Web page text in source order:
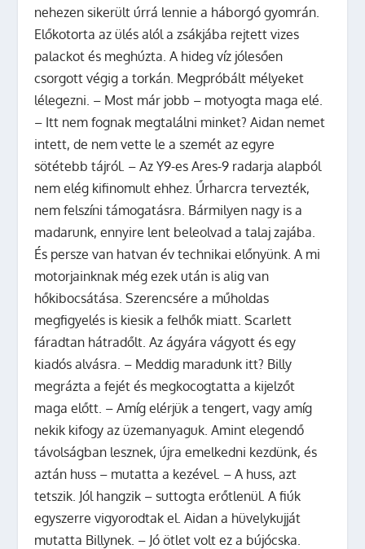
nehezen sikerült úrrá lennie a háborgó gyomrán.
Előkotorta az ülés alól a zsákjába rejtett vizes
palackot és meghúzta. A hideg víz jólesően
csorgott végig a torkán. Megpróbált mélyeket
lélegezni. – Most már jobb – motyogta maga elé.
– Itt nem fognak megtalálni minket? Aidan nemet
intett, de nem vette le a szemét az egyre
sötétebb tájról. – Az Y9-es Ares-9 radarja alapból
nem elég kifinomult ehhez. Űrharcra tervezték,
nem felszíni támogatásra. Bármilyen nagy is a
madarunk, ennyire lent beleolvad a talaj zajába.
És persze van hatvan év technikai előnyünk. A mi
motorjainknak még ezek után is alig van
hőkibocsátása. Szerencsére a műholdas
megfigyelés is kiesik a felhők miatt. Scarlett
fáradtan hátradőlt. Az ágyára vágyott és egy
kiadós alvásra. – Meddig maradunk itt? Billy
megrázta a fejét és megkocogtatta a kijelzőt
maga előtt. – Amíg elérjük a tengert, vagy amíg
nekik kifogy az üzemanyaguk. Amint elegendő
távolságban lesznek, újra emelkedni kezdünk, és
aztán huss – mutatta a kezével. – A huss, azt
tetszik. Jól hangzik – suttogta erőtlenül. A fiúk
egyszerre vigyorodtak el. Aidan a hüvelykujját
mutatta Billynek. – Jó ötlet volt ez a bújócska.